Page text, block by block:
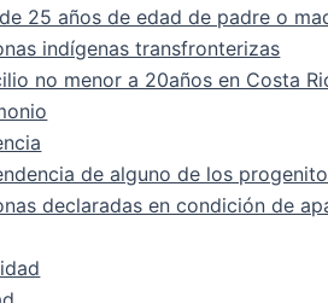
25 años de edad de padre o
indígenas transfronterizas
no menor a 20años en Costa
de alguno de los
declaradas en condición de